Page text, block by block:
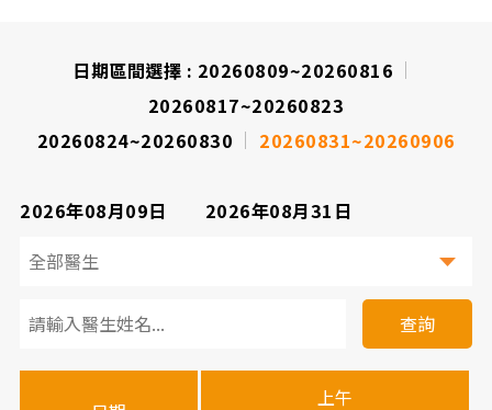
日期區間選擇 : 20260809~20260816
20260817~20260823
20260824~20260830
20260831~20260906
2026年08月09日 2026年08月31日
診
醫
查詢
上午